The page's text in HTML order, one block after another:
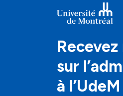
sur
à l’UdeM